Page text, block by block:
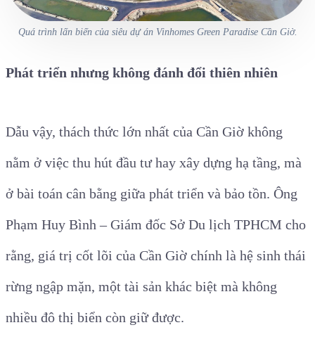
Quá trình lấn biến của siêu dự án Vinhomes Green Paradise Cần Giờ.
Phát triển nhưng không đánh đổi thiên nhiên
Dẫu vậy, thách thức lớn nhất của Cần Giờ không
nằm ở việc thu hút đầu tư hay xây dựng hạ tầng, mà
ở bài toán cân bằng giữa phát triển và bảo tồn. Ông
Phạm Huy Bình – Giám đốc Sở Du lịch TPHCM cho
rằng, giá trị cốt lõi của Cần Giờ chính là hệ sinh thái
rừng ngập mặn, một tài sản khác biệt mà không
nhiều đô thị biển còn giữ được.